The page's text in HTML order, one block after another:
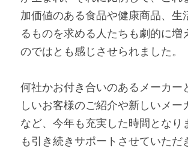
加価値のある食品や健康商品、生
るものを求める人たちも劇的に増
のではとも感じさせられました。
何社かお付き合いのあるメーカー
しいお客様のご紹介や新しいメー
など、今年も充実した時間となり
も引き続きサポートさせていただ